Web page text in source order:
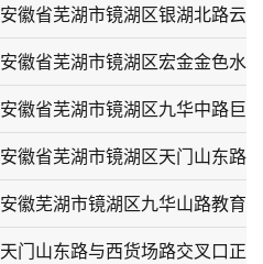
安徽省芜湖市镜湖区银湖北路云
安徽芜湖市镜湖区九华山路教育